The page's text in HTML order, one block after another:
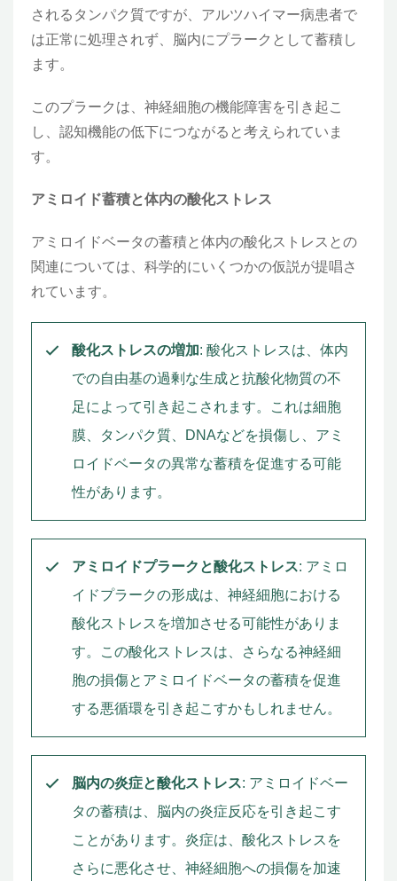
されるタンパク質ですが、アルツハイマー病患者で
は正常に処理されず、脳内にプラークとして蓄積し
ます。
このプラークは、神経細胞の機能障害を引き起こ
し、認知機能の低下につながると考えられていま
す。
アミロイド蓄積と体内の酸化ストレス
アミロイドベータの蓄積と体内の酸化ストレスとの
関連については、科学的にいくつかの仮説が提唱さ
れています。
酸化ストレスの増加: 酸化ストレスは、体内
での自由基の過剰な生成と抗酸化物質の不
足によって引き起こされます。これは細胞
膜、タンパク質、DNAなどを損傷し、アミ
ロイドベータの異常な蓄積を促進する可能
性があります。
アミロイドプラークと酸化ストレス: アミロ
イドプラークの形成は、神経細胞における
酸化ストレスを増加させる可能性がありま
す。この酸化ストレスは、さらなる神経細
胞の損傷とアミロイドベータの蓄積を促進
する悪循環を引き起こすかもしれません。
脳内の炎症と酸化ストレス: アミロイドベー
タの蓄積は、脳内の炎症反応を引き起こす
ことがあります。炎症は、酸化ストレスを
さらに悪化させ、神経細胞への損傷を加速